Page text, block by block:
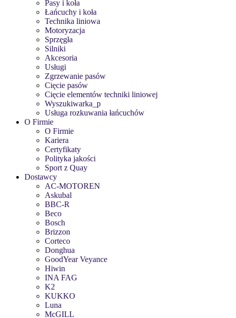
Pasy i koła
Łańcuchy i koła
Technika liniowa
Motoryzacja
Sprzęgła
Silniki
Akcesoria
Usługi
Zgrzewanie pasów
Cięcie pasów
Cięcie elementów techniki liniowej
Wyszukiwarka_p
Usługa rozkuwania łańcuchów
O Firmie
O Firmie
Kariera
Certyfikaty
Polityka jakości
Sport z Quay
Dostawcy
AC-MOTOREN
Askubal
BBC-R
Beco
Bosch
Brizzon
Corteco
Donghua
GoodYear Veyance
Hiwin
INA FAG
K2
KUKKO
Luna
McGILL